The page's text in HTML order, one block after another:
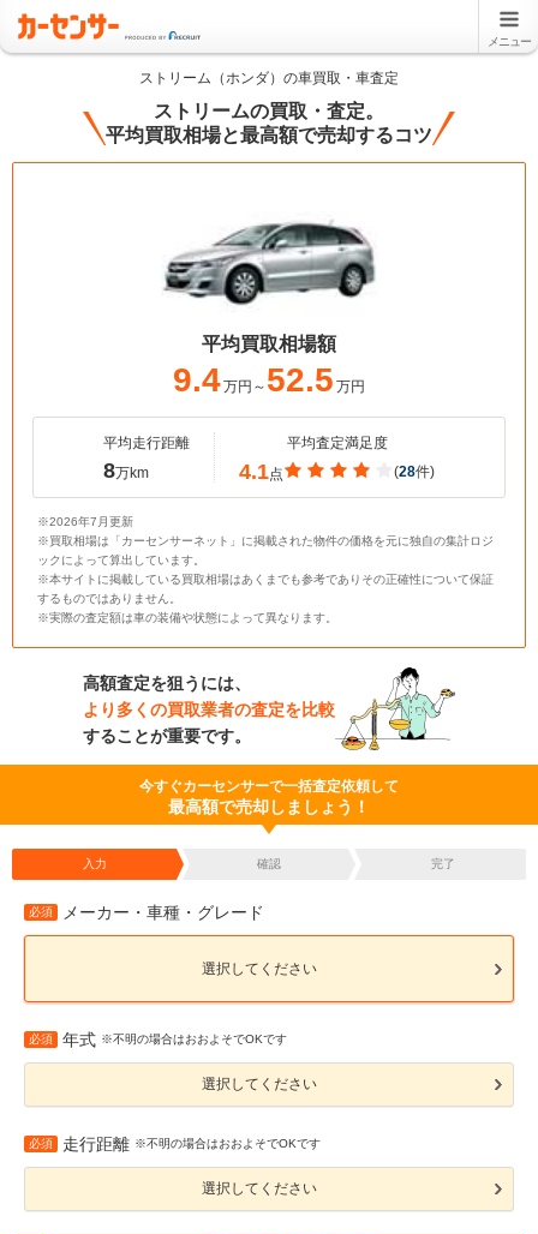
メニュー
ストリーム（ホンダ）の車買取・車査定
ストリームの買取・査定。
平均買取相場と最高額で売却するコツ
平均買取相場額
9.4万円～ 52.5 万円
平均走行距離
8万km
平均査定満足度
4.1点 (28件)
※2026年7月更新
※買取相場は「カーセンサーネット」に掲載された物件の価格を元に独自の集計ロジ
ックによって算出しています。
※本サイトに掲載している買取相場はあくまでも参考でありその正確性について保証
するものではありません。
※実際の査定額は車の装備や状態によって異なります。
高額査定を狙うには、
より多くの買取業者の査定を比較
することが重要です。
今すぐカーセンサーで一括査定依頼して
最高額で売却しましょう！
入力 確認 完了
必須 メーカー・車種・グレード
選択してください
必須 年式 ※不明の場合はおおよそでOKです
選択してください
必須 走行距離 ※不明の場合はおおよそでOKです
選択してください